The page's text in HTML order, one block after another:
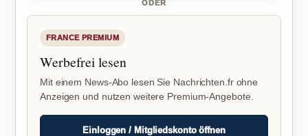
ODER
FRANCE PREMIUM
Werbefrei lesen
Mit einem News-Abo lesen Sie Nachrichten.fr ohne
Anzeigen und nutzen weitere Premium-Angebote.
Einloggen / Mitgliedskonto öffnen